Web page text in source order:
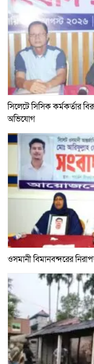
সিলেটে সিসিক কর্মকর্তার
অভিযোগ
ওসমানী বিমানবন্দরের